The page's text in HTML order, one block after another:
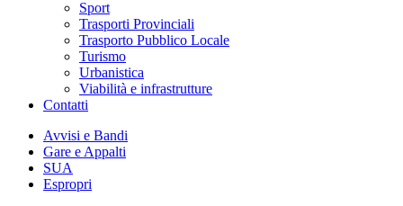
Sport
Trasporti Provinciali
Trasporto Pubblico Locale
Turismo
Urbanistica
Viabilità e infrastrutture
Contatti
Avvisi e Bandi
Gare e Appalti
SUA
Espropri